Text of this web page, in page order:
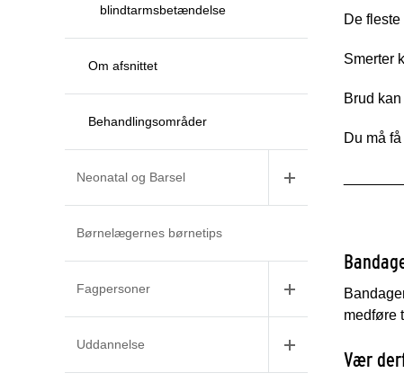
blindtarmsbetændelse
Om afsnittet
Behandlingsområder
Neonatal og Barsel
Børnelægernes børnetips
Fagpersoner
Uddannelse
De
Smerter
Brud
Du må
medføre
Vær